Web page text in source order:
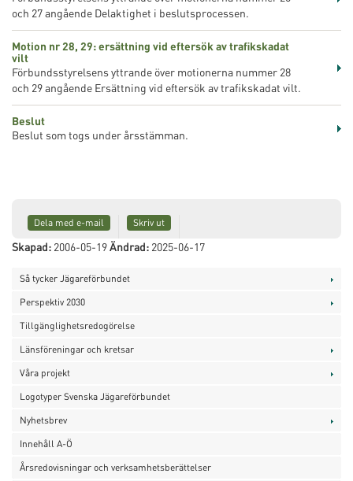
och 27 angående Delaktighet i beslutsprocessen.
Motion nr 28, 29: ersättning vid eftersök av trafikskadat
vilt
Förbundsstyrelsens yttrande över motionerna nummer 28
och 29 angående Ersättning vid eftersök av trafikskadat vilt.
Beslut
Beslut som togs under årsstämman.
Dela med e-mail Skriv ut
Skapad: 2006-05-19Ändrad: 2025-06-17
Så tycker Jägareförbundet
Perspektiv 2030
Tillgänglighetsredogörelse
Länsföreningar och kretsar
Våra projekt
Logotyper Svenska Jägareförbundet
Nyhetsbrev
Innehåll A-Ö
Årsredovisningar och verksamhetsberättelser